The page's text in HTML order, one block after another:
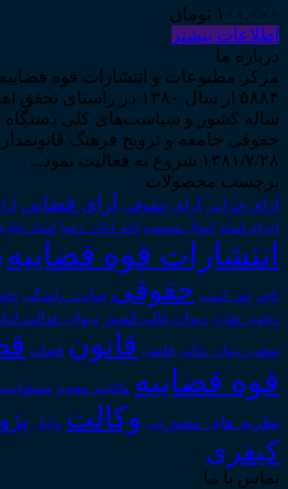
۱۰۰,۰۰۰ تومان
اطلاعات بیشتر
درباره ما
مرکز مطبوعات و انتشارات قوه
۵۸۸۴ از سال ۱۳۸۰ در
ساله کشور و سیاست‌های کلی دستگاه
۱۳۸۱/۷/۲۸ شروع به فعالیت نمود...
برچسب محصولات
آرای جزایی آرای حقوقی آرای قضایی
اجرای اسناد احوال شخصیه ادله_اثبات_دعوا
انتشارات قوه قضاییه
تاجر حق_کسب حقوقی حوادث_رانندگی
دعاوی_طاری دیوان عالی کشور دیوان عدالت
شعب_دیوان_عالی قاضی قانون قضات
قوه قضاییه مالکیت_معنوی
نظریه_های_مشورتی وکالت وکیل
کیفری
تماس با ما